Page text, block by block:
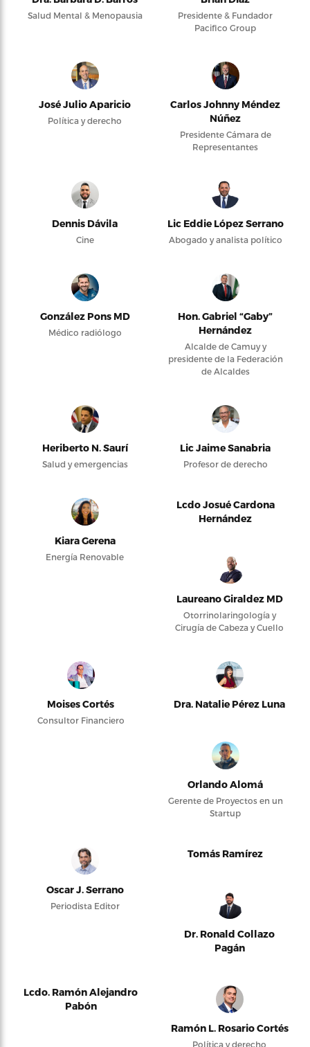
Salud Mental & Menopausia
Presidente & Fundador
Pacifico Group
José Julio Aparicio
Política y derecho
Carlos Johnny Méndez
Núñez
Presidente Cámara de
Representantes
Dennis Dávila
Cine
Lic Eddie López Serrano
Abogado y analista político
González Pons MD
Médico radiólogo
Hon. Gabriel “Gaby”
Hernández
Alcalde de Camuy y
presidente de la Federación
de Alcaldes
Heriberto N. Saurí
Salud y emergencias
Lic Jaime Sanabria
Profesor de derecho
Kiara Gerena
Energía Renovable
Lcdo Josué Cardona
Hernández
Laureano Giraldez MD
Otorrinolaringología y
Cirugía de Cabeza y Cuello
Moises Cortés
Consultor Financiero
Dra. Natalie Pérez Luna
Orlando Alomá
Gerente de Proyectos en un
Startup
Oscar J. Serrano
Periodista Editor
Tomás Ramírez
Dr. Ronald Collazo
Pagán
Lcdo. Ramón Alejandro
Pabón
Ramón L. Rosario Cortés
Política y derecho